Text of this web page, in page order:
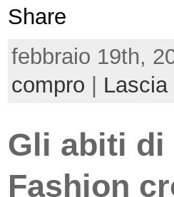
Share
febbraio 19th,
compro
Gli abiti di
Fashion